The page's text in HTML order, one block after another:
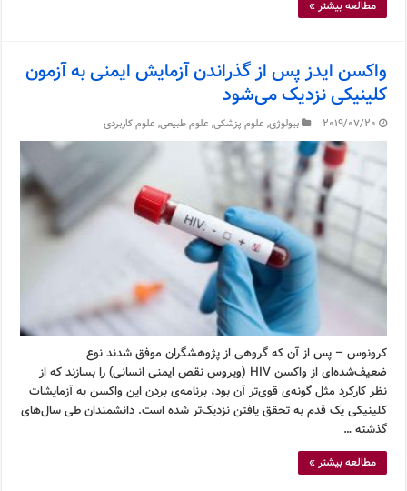
مطالعه بیشتر »
واکسن ایدز پس از گذراندن آزمایش ایمنی به آزمون
کلینیکی نزدیک می‌شود
2019/07/20 بیولوژی,علوم پزشکی,علوم طبیعی,علوم کاربردی
کرونوس – پس از آن که گروهی از پژوهشگران موفق شدند نوع
ضعیف‌شده‌ای از واکسن HIV (ویروس نقص ایمنی انسانی) را بسازند که از
نظر کارکرد مثل گونه‌ی قوی‌تر آن بود، برنامه‌ی بردن این واکسن به آزمایشات
کلینیکی یک قدم به تحقق یافتن نزدیک‌تر شده است. دانشمندان طی سال‌های
گذشته …
مطالعه بیشتر »